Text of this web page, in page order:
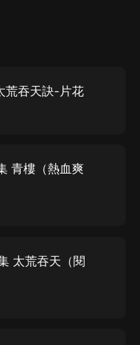
影，陳琳
荒吞天訣-片花
青樓（熱血爽
太荒吞天（閱